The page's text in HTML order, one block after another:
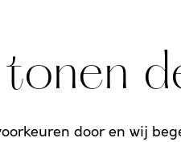
tonen
door en wij